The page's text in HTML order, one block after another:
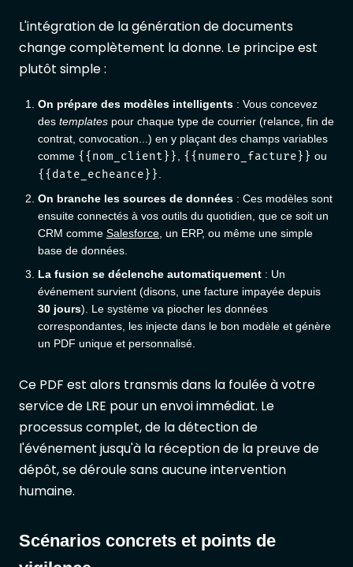
L'intégration de la génération de documents
change complètement la donne. Le principe est
plutôt simple :
On prépare des modèles intelligents : Vous concevez
des templates pour chaque type de courrier (relance, fin de
contrat, convocation...) en y plaçant des champs variables
comme {{nom_client}} {{numero_facture}} ou
{{date_echeance}}
On branche les sources de données : Ces modèles sont
ensuite connectés à vos outils du quotidien, que ce soit un
CRM comme Salesforce , un ERP, ou même une simple
base de données.
La fusion se déclenche automatiquement : Un
événement survient (disons, une facture impayée depuis
30 jours). Le système va piocher les données
correspondantes, les injecte dans le bon modèle et génère
un PDF unique et personnalisé.
Ce PDF est alors transmis dans la foulée à votre
service de LRE pour un envoi immédiat. Le
processus complet, de la détection de
l'événement jusqu'à la réception de la preuve de
dépôt, se déroule sans aucune intervention
humaine.
Scénarios concrets et points de